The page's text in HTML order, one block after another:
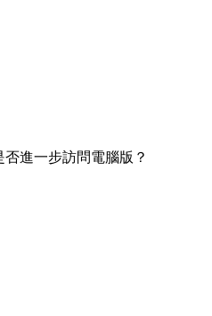
進一步訪問電腦版？